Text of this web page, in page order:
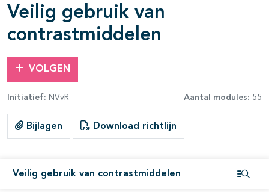
Veilig gebruik van
contrastmiddelen
VOLGEN
Initiatief: NVvR Aantal modules: 55
Bijlagen Download richtlijn
Veilig gebruik van contrastmiddelen
open- en dichtklappen